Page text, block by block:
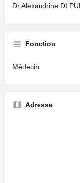
Dr Alexandrine DI
Fonction
Médecin
Adresse